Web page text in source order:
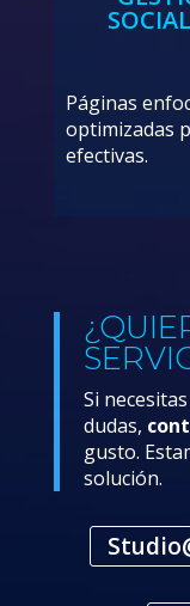
Páginas
optimizadas
efectivas.
Si
dudas,
gusto.
solución.